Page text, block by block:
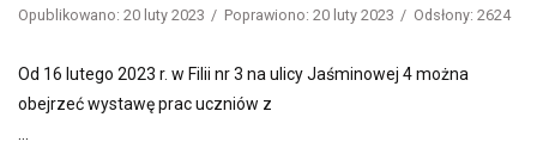
Opublikowano: 20 luty 2023 Poprawiono: 20 luty 2023 Odsłony: 2624
Od 16 lutego 2023 r. w Filii nr 3 na ulicy Jaśminowej 4 można
obejrzeć wystawę prac uczniów z